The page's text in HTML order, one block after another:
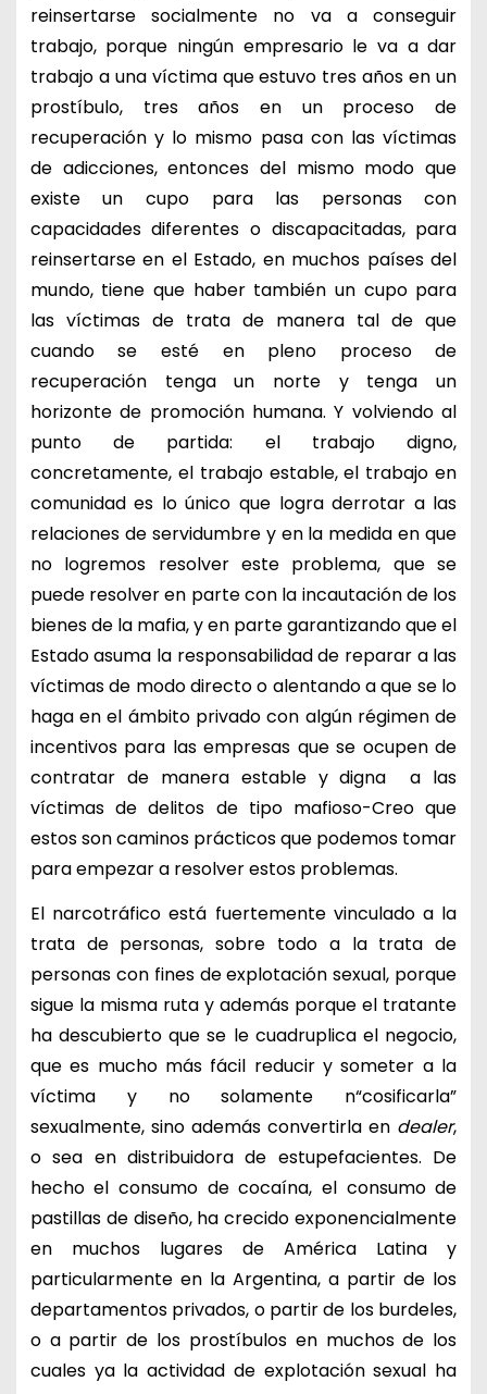
reinsertarse socialmente no va a conseguir
trabajo, porque ningún empresario le va a dar
trabajo a una víctima que estuvo tres años en un
prostíbulo, tres años en un proceso de
recuperación y lo mismo pasa con las víctimas
de adicciones, entonces del mismo modo que
existe un cupo para las personas con
capacidades diferentes o discapacitadas, para
reinsertarse en el Estado, en muchos países del
mundo, tiene que haber también un cupo para
las víctimas de trata de manera tal de que
cuando se esté en pleno proceso de
recuperación tenga un norte y tenga un
horizonte de promoción humana. Y volviendo al
punto de partida: el trabajo digno,
concretamente, el trabajo estable, el trabajo en
comunidad es lo único que logra derrotar a las
relaciones de servidumbre y en la medida en que
no logremos resolver este problema, que se
puede resolver en parte con la incautación de los
bienes de la mafia, y en parte garantizando que el
Estado asuma la responsabilidad de reparar a las
víctimas de modo directo o alentando a que se lo
haga en el ámbito privado con algún régimen de
incentivos para las empresas que se ocupen de
contratar de manera estable y digna a las
víctimas de delitos de tipo mafioso-Creo que
estos son caminos prácticos que podemos tomar
para empezar a resolver estos problemas.
El narcotráfico está fuertemente vinculado a la
trata de personas, sobre todo a la trata de
personas con fines de explotación sexual, porque
sigue la misma ruta y además porque el tratante
ha descubierto que se le cuadruplica el negocio,
que es mucho más fácil reducir y someter a la
víctima y no solamente n“cosificarla”
sexualmente, sino además convertirla en dealer,
o sea en distribuidora de estupefacientes. De
hecho el consumo de cocaína, el consumo de
pastillas de diseño, ha crecido exponencialmente
en muchos lugares de América Latina y
particularmente en la Argentina, a partir de los
departamentos privados, o partir de los burdeles,
o a partir de los prostíbulos en muchos de los
cuales ya la actividad de explotación sexual ha